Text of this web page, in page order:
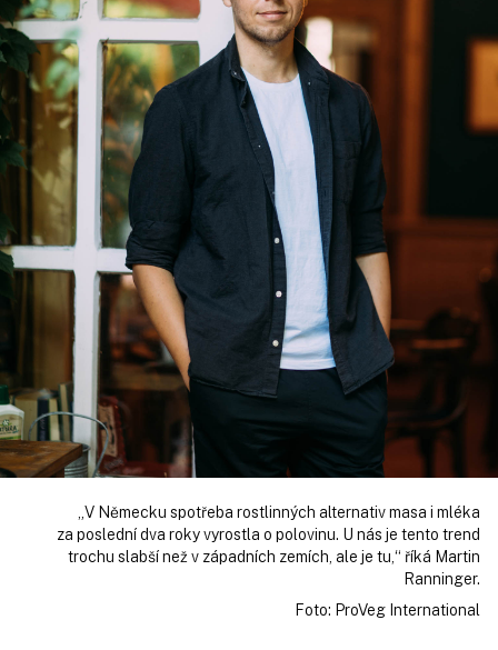
„V Německu spotřeba rostlinných alternativ masa i mléka
za poslední dva roky vyrostla o polovinu. U nás je tento trend
trochu slabší než v západních zemích, ale je tu,“ říká Martin
Ranninger.
Foto: ProVeg International